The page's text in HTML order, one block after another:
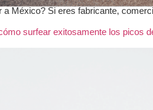
México? Si eres fabricante,
surfear exitosamente los picos